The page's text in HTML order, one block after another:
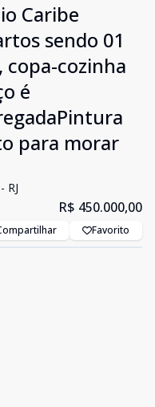
Caribe
sendo 01
copa-cozinha
é
para morar
RJ
R$ 450.000,00
Favorito